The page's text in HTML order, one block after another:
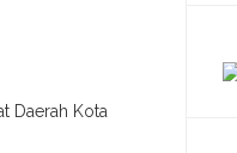
Daerah Kota